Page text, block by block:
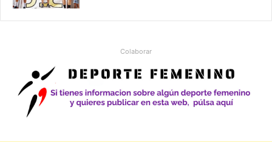
Colaborar